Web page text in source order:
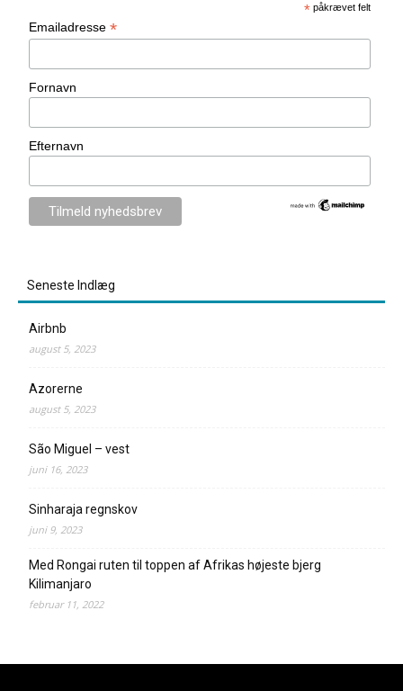
* påkrævet felt
Emailadresse*
Fornavn
Efternavn
Seneste Indlæg
Airbnb
august 5, 2023
Azorerne
august 5, 2023
São Miguel – vest
juni 16, 2023
Sinharaja regnskov
juni 9, 2023
Med Rongai ruten til toppen af Afrikas højeste bjerg
Kilimanjaro
februar 11, 2022